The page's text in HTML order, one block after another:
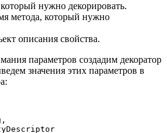
нужно декорировать.
метода, который нужно
описания свойства.
параметров создадим декоратор
значения этих параметров в